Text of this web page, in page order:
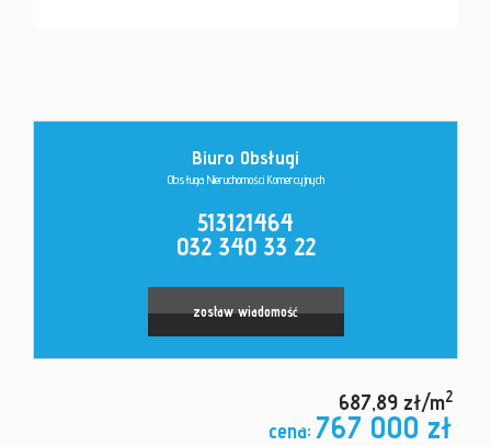
Leaflet|©
Biuro Obsługi
Obsługa Nieruchomości Komercyjnych
513121464
032 340 33 22
zostaw wiadomość
687,89 zł/m2
cena: 767 000 zł